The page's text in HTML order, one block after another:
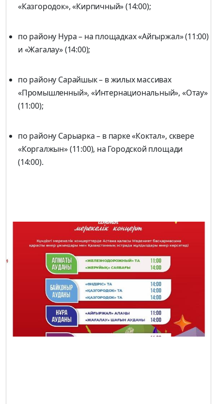
«Казгородок», «Кирпичный» (14:00);
по району Нура – на площадках «Айгыржал» (11:00)
и «Жагалау» (14:00);
по району Сарайшык – в жилых массивах
«Промышленный», «Интернациональный», «Отау»
(11:00);
по району Сарыарка – в парке «Коктал», сквере
«Коргалжын» (11:00), на Городской площади
(14:00).